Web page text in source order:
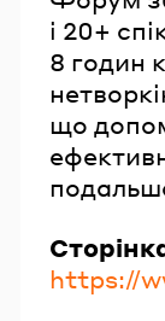
і 20+
8 годин
що
https://